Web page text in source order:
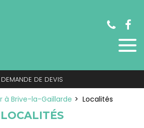
DEMANDE DE DEVIS
à Brive-la-Gaillarde Localités
LOCALITÉS
cookies